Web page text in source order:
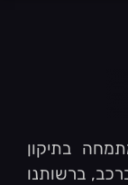
בתיקון
ברשותנו